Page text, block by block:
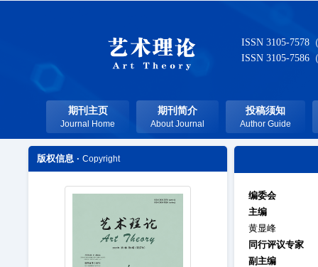
ISSN 3105-7578
ISSN 3105-7586
期刊主页
Journal Home
期刊简介
About Journal
投稿须知
Author Guide
版权信息 · Copyright
编委会
主编
黄显峰
同行评议专家
副主编